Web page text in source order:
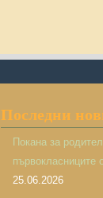
Последни
Покана за
първокласниците
25.06.2026